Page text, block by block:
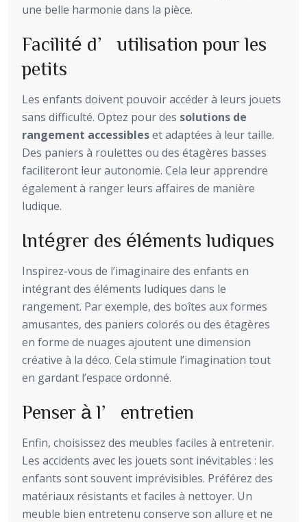
une belle harmonie dans la pièce.
Facilité d’utilisation pour les
petits
Les enfants doivent pouvoir accéder à leurs jouets
sans difficulté. Optez pour des solutions de
rangement accessibleset adaptées à leur taille.
Des paniers à roulettes ou des étagères basses
faciliteront leur autonomie. Cela leur apprendre
également à ranger leurs affaires de manière
ludique.
Intégrer des éléments ludiques
Inspirez-vous de l’imaginaire des enfants en
intégrant des éléments ludiques dans le
rangement. Par exemple, des boîtes aux formes
amusantes, des paniers colorés ou des étagères
en forme de nuages ajoutent une dimension
créative à la déco. Cela stimule l’imagination tout
en gardant l’espace ordonné.
Penser à l’entretien
Enfin, choisissez des meubles faciles à entretenir.
Les accidents avec les jouets sont inévitables : les
enfants sont souvent imprévisibles. Préférez des
matériaux résistants et faciles à nettoyer. Un
meuble bien entretenu conserve son allure et ne